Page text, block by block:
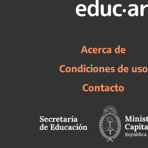
Acerca de
Condiciones de uso
Contacto